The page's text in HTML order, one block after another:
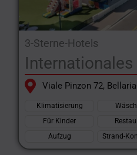
3-Sterne-Hotels
Viale Pinzon 72,
Klimatisierung
Für Kinder
Aufzug
Strand-